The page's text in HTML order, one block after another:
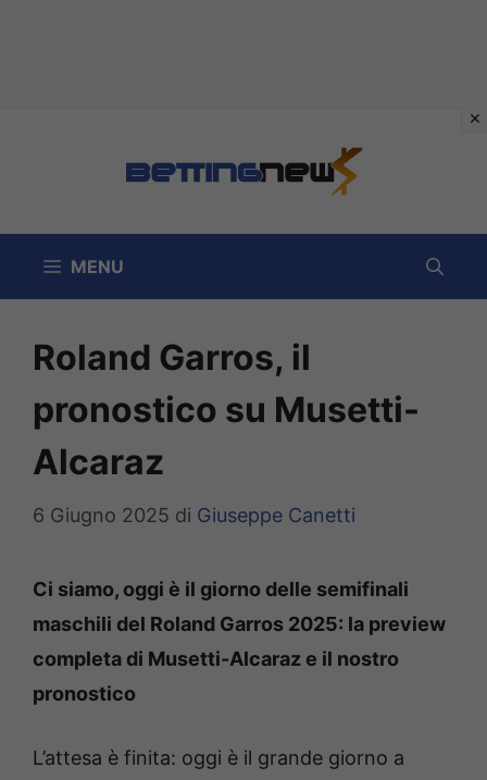
MENU
Roland Garros, il
pronostico su Musetti-
Alcaraz
6 Giugno 2025 di Giuseppe Canetti
Ci siamo, oggi è il giorno delle semifinali
maschili del Roland Garros 2025: la preview
completa di Musetti-Alcaraz e il nostro
pronostico
L’attesa è finita: oggi è il grande giorno a